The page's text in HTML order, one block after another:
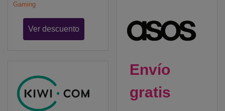
Gaming
Ver descuento
Envío
gratis